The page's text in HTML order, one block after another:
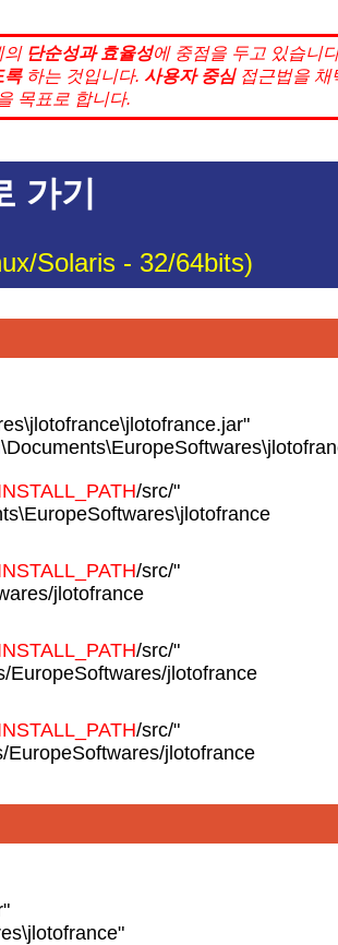
의 단순성과 효율성에 중점을 두고 있습니
록하는 것입니다. 사용자 중심접근법을 채
목표로 합니다.
가기
Solaris - 32/64bits)
/src/"
/src/"
jlotofrance
/src/"
EuropeSoftwares/jlotofrance
/src/"
EuropeSoftwares/jlotofrance